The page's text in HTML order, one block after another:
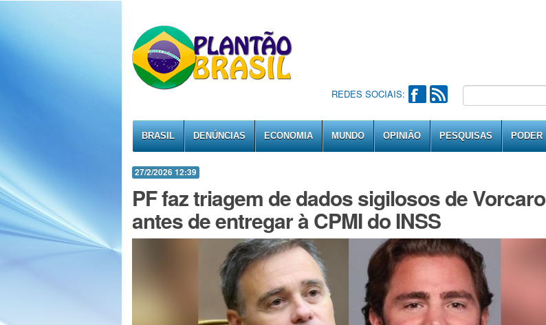
REDES SOCIAIS:
BRASIL DENÚNCIAS ECONOMIA MUNDO OPINIÃO PESQUISAS PODER
27/2/2026 12:39
PF faz triagem de dados sigilosos de Vorcaro
antes de entregar à CPMI do INSS